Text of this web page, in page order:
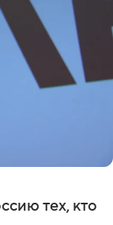
тех, кто